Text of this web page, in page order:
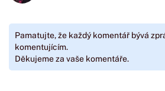
Pamatujte, že každý komentář bývá
komentujícím.
Děkujeme za vaše komentáře.